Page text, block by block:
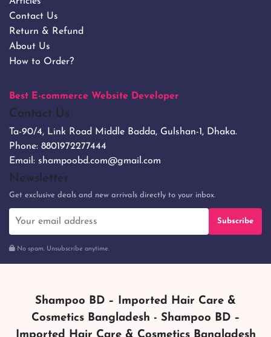
Contact Us
Return & Refund
About Us
How to Order?
Best E-commerce Website Developer
Contact Us
Ta-90/4, Link Road Middle Badda, Gulshan-1, Dhaka.
Phone: 8801972277444
Email: shampoobd.com@gmail.com
Newsletter
Get exclusive deals and new arrivals directly to your inbox.
Subscribe
No spam. Unsubscribe anytime.
Shampoo BD – Imported Hair Care &
Cosmetics Bangladesh - Shampoo BD –